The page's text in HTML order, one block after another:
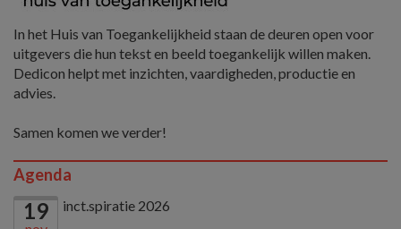
In het Huis van Toegankelijkheid staan de deuren open voor
uitgevers die hun tekst en beeld toegankelijk willen maken.
Dedicon helpt met inzichten, vaardigheden, productie en
advies.
Samen komen we verder!
Agenda
19 inct.spiratie 2026